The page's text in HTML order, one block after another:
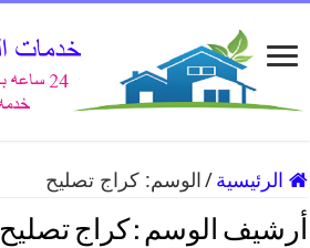
الرئيسية / الوسم:كراج تصليح
أرشيف الوسم : كراج تصليح